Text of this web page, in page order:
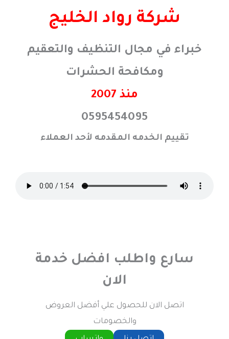
شركة رواد الخليج
خبراء في مجال التنظيف والتعقيم
ومكافحة الحشرات
منذ 2007
0595454095
تقييم الخدمه المقدمه لأحد العملاء
سارع واطلب افضل خدمة
الان
اتصل الان للحصول علي أفضل العروض
والخصومات